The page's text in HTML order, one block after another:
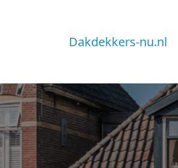
Dakdekkers-nu.nl